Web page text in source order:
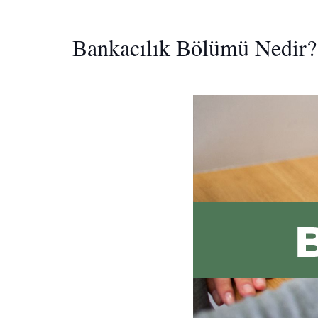
Bankacılık Bölümü